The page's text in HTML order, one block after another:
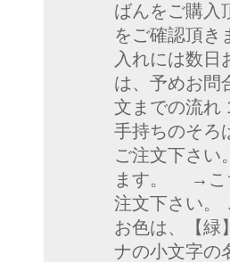
ばんをご購入
をご確認頂き
入れには数日
は、予めお問
文までの流れ
手持ちのそろ
ご注文下さい
ます。 →こ
注文下さい。
お色は、【緑
ナの小文字の